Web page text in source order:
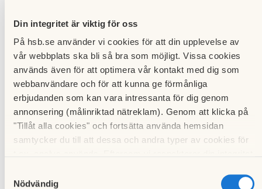
Din integritet är viktig för oss
På hsb.se använder vi cookies för att din upplevelse av
vår webbplats ska bli så bra som möjligt. Vissa cookies
används även för att optimera vår kontakt med dig som
webbanvändare och för att kunna ge förmånliga
erbjudanden som kan vara intressanta för dig genom
annonsering (målinriktad nätreklam). Genom att klicka på
"Tillåt alla cookies" och fortsätta använda hemsidan
samtycker du till att dessa och andra typer av cookies för
att endast tillåta ett urval.
Nödvändig
Lägg till i min kalender
Bokprat
Föreningslokalen
Engelbrektsgatan 11A
Örebro
22 augusti 2024
16:00-18:00